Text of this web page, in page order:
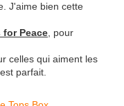
J'aime bien cette
for Peace , pour
celles qui aiment les
parfait.